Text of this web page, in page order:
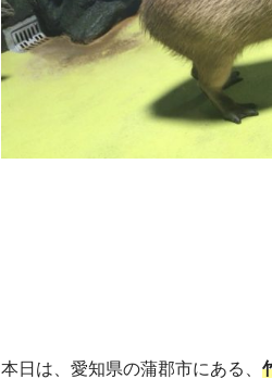
本日は、愛知県の蒲郡市にある、